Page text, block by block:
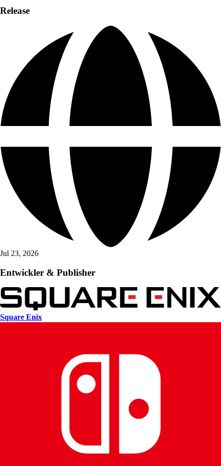
Release
Jul 23, 2026
Entwickler & Publisher
Square Enix